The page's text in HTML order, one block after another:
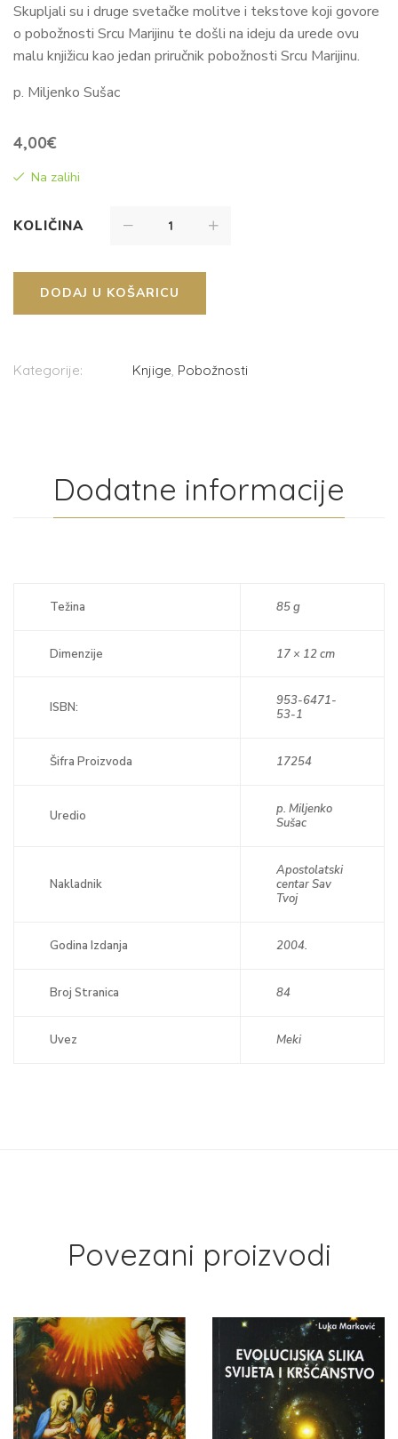
Skupljali su i druge svetačke molitve i tekstove koji govore
o pobožnosti Srcu Marijinu te došli na ideju da urede ovu
malu knjižicu kao jedan priručnik pobožnosti Srcu Marijinu.
p. Miljenko Sušac
4,00€
Na zalihi
KOLIČINA
DODAJ U KOŠARICU
Kategorije: Knjige Pobožnosti
Dodatne informacije
Težina 85 g
Dimenzije 17 × 12 cm
ISBN:
953-6471-
53-1
Šifra Proizvoda 17254
Uredio
p. Miljenko
Sušac
Nakladnik
Apostolatski
centar Sav
Tvoj
Godina Izdanja 2004.
Broj Stranica 84
Uvez Meki
Povezani proizvodi